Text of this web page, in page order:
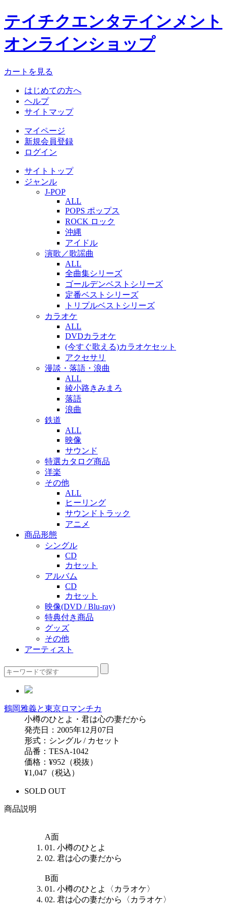
テイチクエンタテインメント
オンラインショップ
カートを見る
はじめての方へ
ヘルプ
サイトマップ
マイページ
新規会員登録
ログイン
サイトトップ
ジャンル
J-POP
ALL
POPS ポップス
ROCK ロック
沖縄
アイドル
演歌／歌謡曲
ALL
全曲集シリーズ
ゴールデンベストシリーズ
定番ベストシリーズ
トリプルベストシリーズ
カラオケ
ALL
DVDカラオケ
(今すぐ歌える)カラオケセット
アクセサリ
漫談・落語・浪曲
ALL
綾小路きみまろ
落語
浪曲
鉄道
ALL
映像
サウンド
特選カタログ商品
洋楽
その他
ALL
ヒーリング
サウンドトラック
アニメ
商品形態
シングル
CD
カセット
アルバム
CD
カセット
映像(DVD / Blu-ray)
特典付き商品
グッズ
その他
アーティスト
鶴岡雅義と東京ロマンチカ
小樽のひとよ・君は心の妻だから
発売日：2005年12月07日
形式：シングル / カセット
品番：TESA-1042
価格：¥952（税抜）
¥1,047（税込）
SOLD OUT
商品説明
A面
01. 小樽のひとよ
02. 君は心の妻だから
B面
01. 小樽のひとよ〈カラオケ〉
02. 君は心の妻だから〈カラオケ〉